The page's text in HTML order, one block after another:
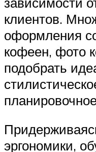
клиентов.
оформления
кофеен, фото
подобрать
эргономики,